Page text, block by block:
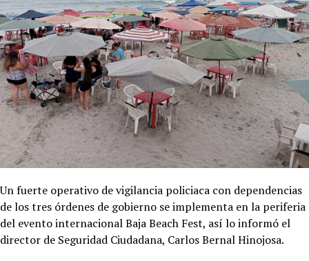
Un fuerte operativo de vigilancia policiaca con dependencias
de los tres órdenes de gobierno se implementa en la periferia
del evento internacional Baja Beach Fest, así lo informó el
director de Seguridad Ciudadana, Carlos Bernal Hinojosa.